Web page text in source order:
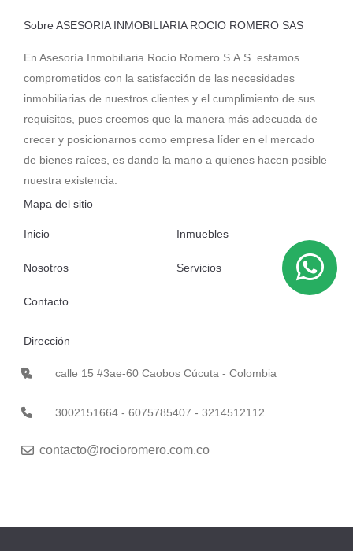
Sobre ASESORIA INMOBILIARIA ROCIO ROMERO SAS
En Asesoría Inmobiliaria Rocío Romero S.A.S. estamos
comprometidos con la satisfacción de las necesidades
inmobiliarias de nuestros clientes y el cumplimiento de sus
requisitos, pues creemos que la manera más adecuada de
crecer y posicionarnos como empresa líder en el mercado
de bienes raíces, es dando la mano a quienes hacen posible
nuestra existencia.
Mapa del sitio
Inicio Inmuebles
Nosotros Servicios
Contacto
Dirección
calle 15 #3ae-60 Caobos Cúcuta - Colombia
3002151664 - 6075785407 - 3214512112
contacto@rocioromero.com.co